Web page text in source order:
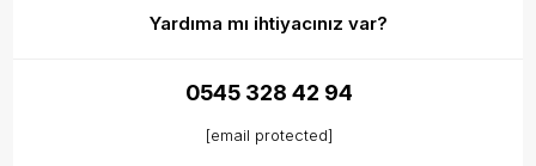
Yardıma mı ihtiyacınız var?
0545 328 42 94
[email protected]